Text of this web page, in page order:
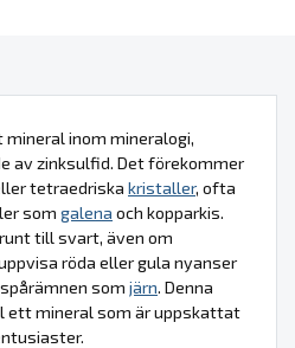
inom mineralogi,
av zinksulfid. Det förekommer
tetraedriska kristaller, ofta
som galena och kopparkis.
till svart, även om
röda eller gula nyanser
som järn. Denna
ett mineral som är uppskattat